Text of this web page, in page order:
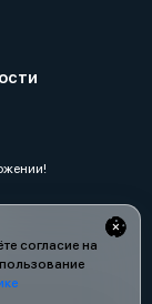
согласие на